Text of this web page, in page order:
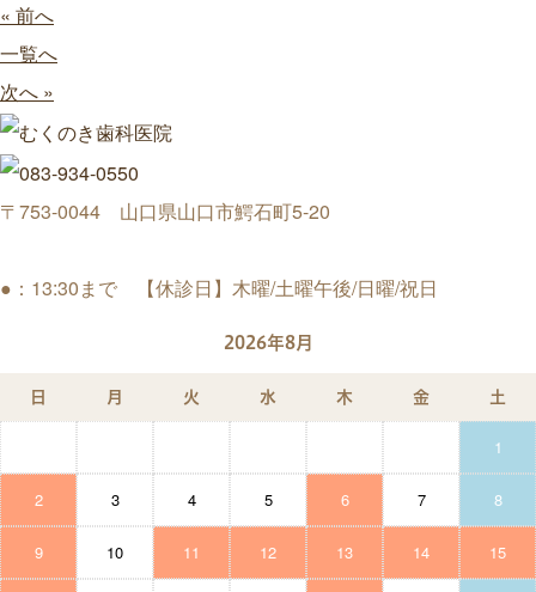
« 前へ
一覧へ
次へ »
〒753-0044 山口県山口市鰐石町5-20
●：13:30まで 【休診日】木曜/土曜午後/日曜/祝日
2026年8月
日 月 火 水 木 金 土
1
2 3 4 5 6 7 8
9 10 11 12 13 14 15